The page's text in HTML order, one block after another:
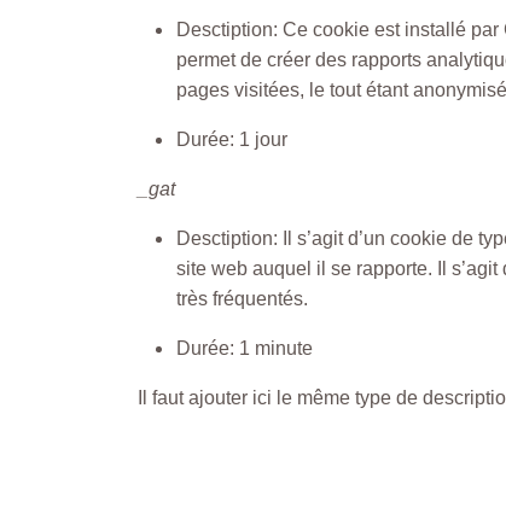
Desctiption: Ce cookie est installé
permet de créer des rapports
pages visitées, le tout étant
Durée: 1 jour
_gat
Desctiption: Il s’agit d’un cookie de
site web auquel il se rapporte. Il
très fréquentés.
Durée: 1 minute
Il faut ajouter ici le même type de